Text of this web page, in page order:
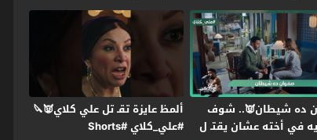
ده شيطان👿.. شوف
في أخته عشان يقتـ ل
ألمظ عايزة تقـ تل علي كلاي👿🔪
#علي_كلاي #Shorts